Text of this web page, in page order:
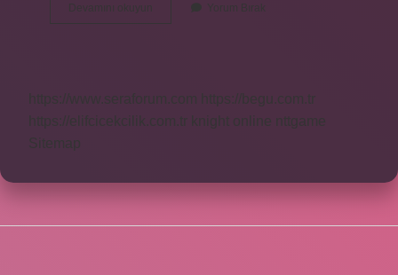
Devamını okuyun
Yoksul
Yorum Bırak
https://www.seraforum.com
https://begu.com.tr
https://elifcicekcilik.com.tr
knight online
nttgame
Sitemap